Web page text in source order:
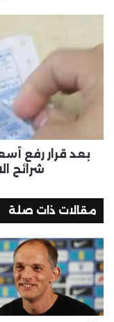
بعد قرار رفع
شرائح
مقالات ذات صلة